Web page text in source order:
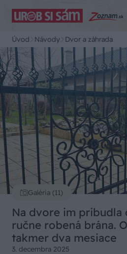
Úvod Návody Dvor a záhrada
Galéria (11)
Na dvore im pribudla
ručne robená brána.
takmer dva mesiace
3. decembra 2025